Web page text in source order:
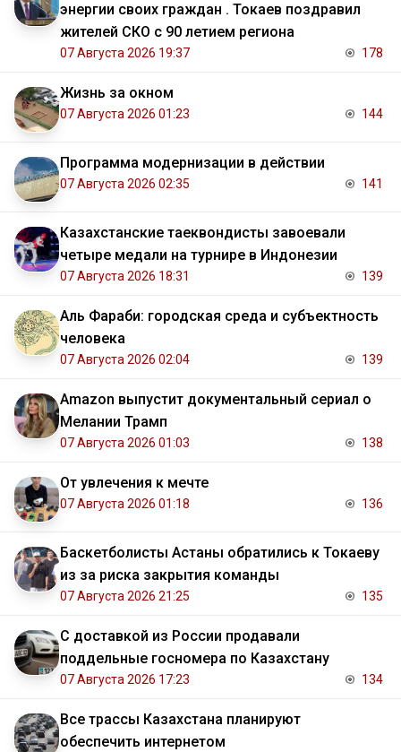
энергии своих граждан . Токаев поздравил
жителей СКО с 90 летием региона
07 Августа 2026 19:37 178
Жизнь за окном
07 Августа 2026 01:23 144
Программа модернизации в действии
07 Августа 2026 02:35 141
Казахстанские таеквондисты завоевали
четыре медали на турнире в Индонезии
07 Августа 2026 18:31 139
Аль Фараби: городская среда и субъектность
человека
07 Августа 2026 02:04 139
Amazon выпустит документальный сериал о
Мелании Трамп
07 Августа 2026 01:03 138
От увлечения к мечте
07 Августа 2026 01:18 136
Баскетболисты Астаны обратились к Токаеву
из за риска закрытия команды
07 Августа 2026 21:25 135
С доставкой из России продавали
поддельные госномера по Казахстану
07 Августа 2026 17:23 134
Все трассы Казахстана планируют
обеспечить интернетом